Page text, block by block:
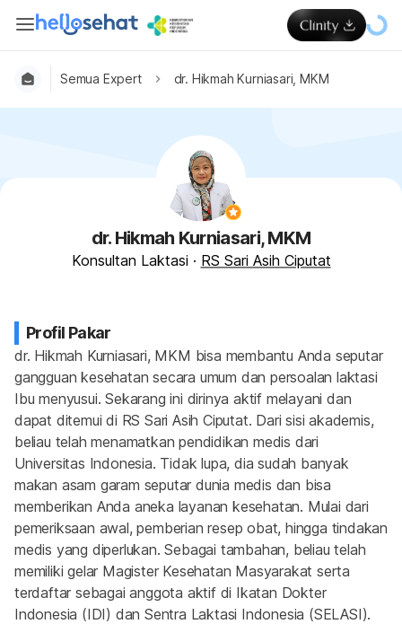
Semua Expert dr. Hikmah Kurniasari, MKM
dr. Hikmah Kurniasari, MKM
Konsultan Laktasi · RS Sari Asih Ciputat
Profil Pakar
dr. Hikmah Kurniasari, MKM bisa membantu Anda seputar
gangguan kesehatan secara umum dan persoalan laktasi
Ibu menyusui. Sekarang ini dirinya aktif melayani dan
dapat ditemui di RS Sari Asih Ciputat. Dari sisi akademis,
beliau telah menamatkan pendidikan medis dari
Universitas Indonesia. Tidak lupa, dia sudah banyak
makan asam garam seputar dunia medis dan bisa
memberikan Anda aneka layanan kesehatan. Mulai dari
pemeriksaan awal, pemberian resep obat, hingga tindakan
medis yang diperlukan. Sebagai tambahan, beliau telah
memiliki gelar Magister Kesehatan Masyarakat serta
terdaftar sebagai anggota aktif di Ikatan Dokter
Indonesia (IDI) dan Sentra Laktasi Indonesia (SELASI).